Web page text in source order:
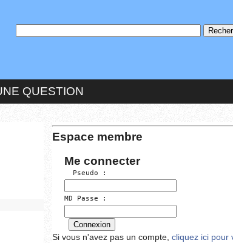
QUESTION
Espace membre
Me connecter
  Pseudo :
MD Passe :
Si vous n'avez pas un compte, cliquez ici pour